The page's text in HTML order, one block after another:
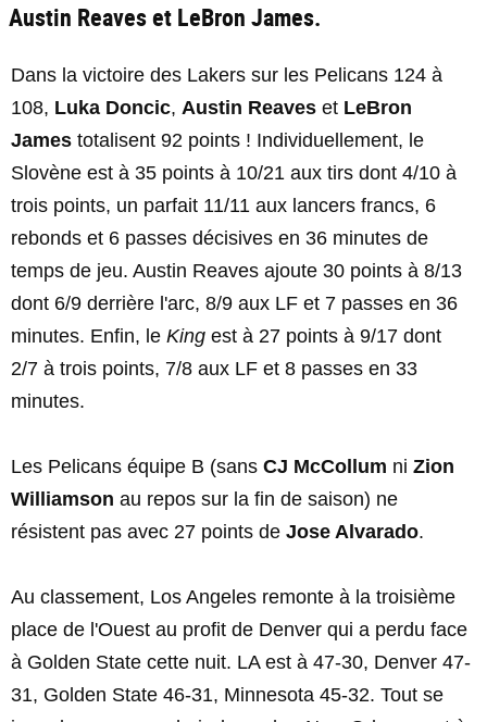
Austin Reaves et LeBron James.
Dans la victoire des Lakers sur les Pelicans 124 à
108, Luka Doncic, Austin Reaves et LeBron
James totalisent 92 points ! Individuellement, le
Slovène est à 35 points à 10/21 aux tirs dont 4/10 à
trois points, un parfait 11/11 aux lancers francs, 6
rebonds et 6 passes décisives en 36 minutes de
temps de jeu. Austin Reaves ajoute 30 points à 8/13
dont 6/9 derrière l'arc, 8/9 aux LF et 7 passes en 36
minutes. Enfin, le King est à 27 points à 9/17 dont
2/7 à trois points, 7/8 aux LF et 8 passes en 33
minutes.
Les Pelicans équipe B (sans CJ McCollum ni Zion
Williamson au repos sur la fin de saison) ne
résistent pas avec 27 points de Jose Alvarado.
Au classement, Los Angeles remonte à la troisième
place de l'Ouest au profit de Denver qui a perdu face
à Golden State cette nuit. LA est à 47-30, Denver 47-
31, Golden State 46-31, Minnesota 45-32. Tout se